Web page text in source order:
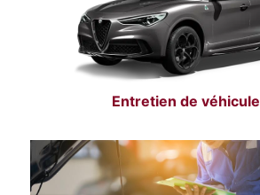
Entretien de véhicule